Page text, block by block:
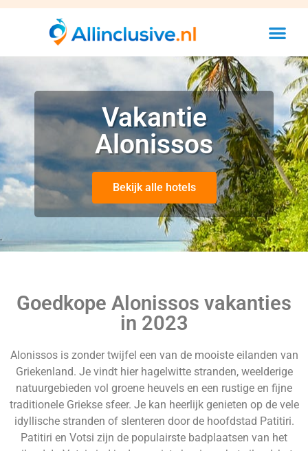
Vakantie
Alonissos
Bekijk alle hotels
Goedkope Alonissos vakanties
in 2023
Alonissos is zonder twijfel een van de mooiste eilanden van
Griekenland. Je vindt hier hagelwitte stranden, weelderige
natuurgebieden vol groene heuvels en een rustige en fijne
traditionele Griekse sfeer. Je kan heerlijk genieten op de vele
idyllische stranden of slenteren door de hoofdstad Patitiri.
Patitiri en Votsi zijn de populairste badplaatsen van het